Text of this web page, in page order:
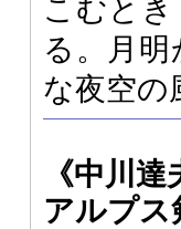
こむと
る。月
な夜空の
《中川
アルプス